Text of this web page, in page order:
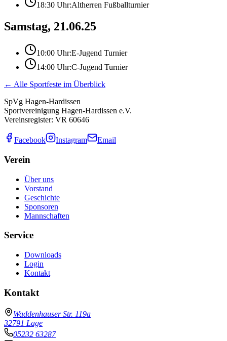
18:30 Uhr:Altherren Fußballturnier
Samstag, 21.06.25
10:00 Uhr:E-Jugend Turnier
14:00 Uhr:C-Jugend Turnier
← Alle Sportfeste im Überblick
SpVg Hagen-Hardissen
Sportvereinigung Hagen-Hardissen e.V.
Vereinsregister: VR 60646
Facebook Instagram Email
Verein
Über uns
Vorstand
Geschichte
Sponsoren
Mannschaften
Service
Downloads
Login
Kontakt
Kontakt
Waddenhauser Str. 119a
32791 Lage
05232 63287